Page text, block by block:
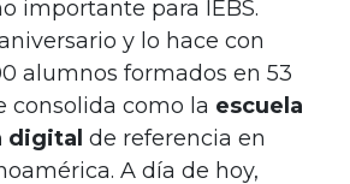
importante para IEBS.
y lo hace con
alumnos formados en 53
consolida como la escuela
digital de referencia en
A día de hoy,